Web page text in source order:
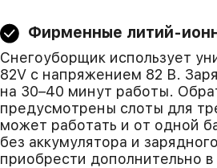
Фирменные литий-
Снегоуборщик использует
82V с напряжением 82 В.
на 30–40 минут работы.
предусмотрены слоты для
может работать и от одной
без аккумулятора и
приобрести дополнительно